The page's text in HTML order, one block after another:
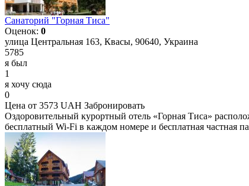
Cанаторий "Горная Тиса"
Оценок: 0
улица Центральная 163, Квасы, 90640, Украина
5785
я был
1
я хочу сюда
0
Цена от 3573 UAH Забронировать
Оздоровительный курортный отель «Горная Тиса»
бесплатный Wi-Fi в каждом номере и бесплатная